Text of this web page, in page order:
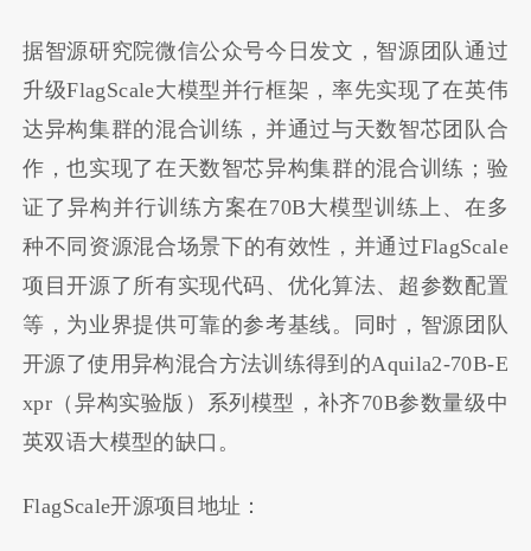
据智源研究院微信公众号今日发文，智源团队通过
升级FlagScale大模型并行框架，率先实现了在英伟
达异构集群的混合训练，并通过与天数智芯团队合
作，也实现了在天数智芯异构集群的混合训练；验
证了异构并行训练方案在70B大模型训练上、在多
种不同资源混合场景下的有效性，并通过FlagScale
项目开源了所有实现代码、优化算法、超参数配置
等，为业界提供可靠的参考基线。同时，智源团队
开源了使用异构混合方法训练得到的Aquila2-70B-E
xpr（异构实验版）系列模型，补齐70B参数量级中
英双语大模型的缺口。
FlagScale开源项目地址：